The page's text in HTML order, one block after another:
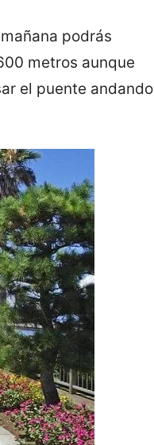
podrás
metros aunque
el puente andando